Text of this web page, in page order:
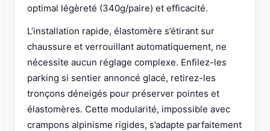
optimal légèreté (340g/paire) et efficacité.
L’installation rapide, élastomère s’étirant sur
chaussure et verrouillant automatiquement, ne
nécessite aucun réglage complexe. Enfilez-les
parking si sentier annoncé glacé, retirez-les
tronçons déneigés pour préserver pointes et
élastomères. Cette modularité, impossible avec
crampons alpinisme rigides, s’adapte parfaitement